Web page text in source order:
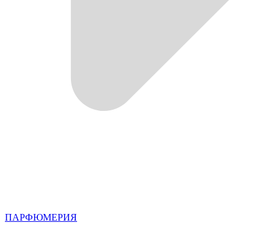
ПАРФЮМЕРИЯ